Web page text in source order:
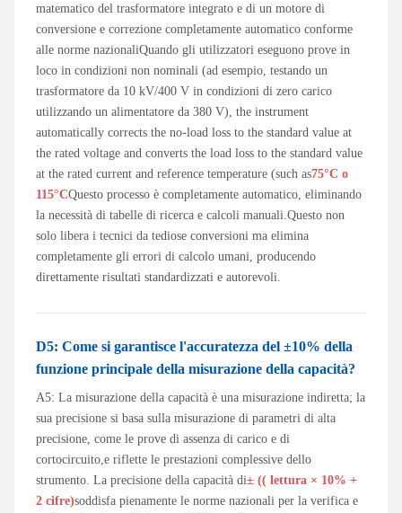
matematico del trasformatore integrato e di un motore di
conversione e correzione completamente automatico conforme
alle norme nazionaliQuando gli utilizzatori eseguono prove in
loco in condizioni non nominali (ad esempio, testando un
trasformatore da 10 kV/400 V in condizioni di zero carico
utilizzando un alimentatore da 380 V), the instrument
automatically corrects the no-load loss to the standard value at
the rated voltage and converts the load loss to the standard value
at the rated current and reference temperature (such as75°C o
115°CQuesto processo è completamente automatico, eliminando
la necessità di tabelle di ricerca e calcoli manuali.Questo non
solo libera i tecnici da tediose conversioni ma elimina
completamente gli errori di calcolo umani, producendo
direttamente risultati standardizzati e autorevoli.
D5: Come si garantisce l'accuratezza del ±10% della
funzione principale della misurazione della capacità?
A5: La misurazione della capacità è una misurazione indiretta; la
sua precisione si basa sulla misurazione di parametri di alta
precisione, come le prove di assenza di carico e di
cortocircuito,e riflette le prestazioni complessive dello
strumento. La precisione della capacità di± (( lettura × 10% +
2 cifre)soddisfa pienamente le norme nazionali per la verifica e